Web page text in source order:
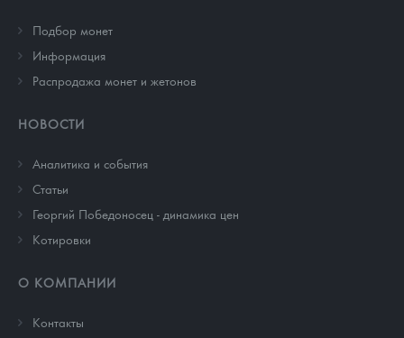
Подбор монет
Информация
Распродажа монет и жетонов
НОВОСТИ
Аналитика и события
Cтатьи
Георгий Победоносец - динамика цен
Котировки
О КОМПАНИИ
Контакты